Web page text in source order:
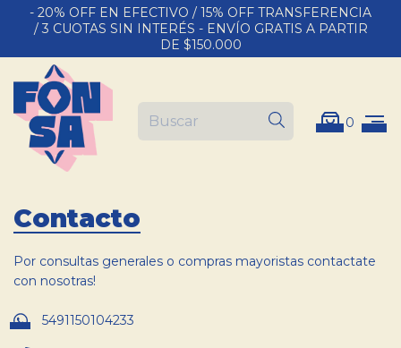
- 20% OFF EN EFECTIVO / 15% OFF TRANSFERENCIA
/ 3 CUOTAS SIN INTERÉS - ENVÍO GRATIS A PARTIR
DE $150.000
0
Contacto
Por consultas generales o compras mayoristas contactate
con nosotras!
5491150104233